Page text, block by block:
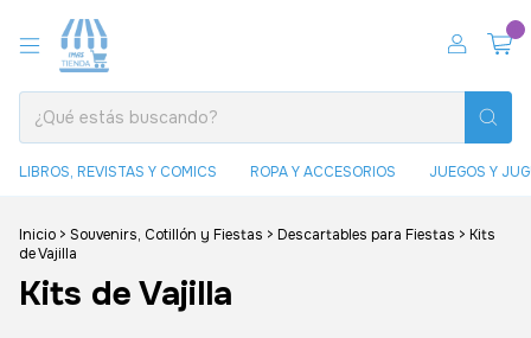
LIBROS, REVISTAS Y COMICS ROPA Y ACCESORIOS JUEGOS Y
Inicio > Souvenirs, Cotillón y Fiestas > Descartables para Fiestas > Kits
de Vajilla
Kits de Vajilla